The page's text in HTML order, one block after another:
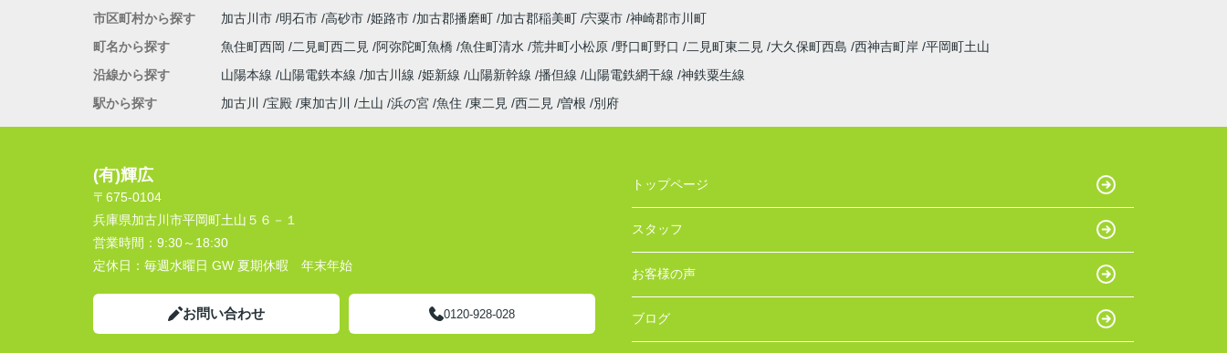
市区町村から探す 加古川市 明石市 高砂市 姫路市 加古郡播磨町 加古郡稲美町 宍粟市 神崎郡市川町
町名から探す
魚住町西岡 二見町西二見 阿弥陀町魚橋 魚住町清水 荒井町小松原 野口町野口 二見町東二見 大久保町西島 西神吉町岸 平岡町土山
沿線から探す
山陽本線 山陽電鉄本線 加古川線 姫新線 山陽新幹線 播但線 山陽電鉄網干線 神鉄粟生線
駅から探す
加古川 宝殿 東加古川 土山 浜の宮 魚住 東二見 西二見 曽根 別府
(有)輝広
〒675-0104
兵庫県加古川市平岡町土山５６－１
営業時間： 9:30～18:30
定休日： 毎週水曜日 GW 夏期休暇 年末年始
お問い合わせ 0120-928-028
トップページ
スタッフ
お客様の声
ブログ